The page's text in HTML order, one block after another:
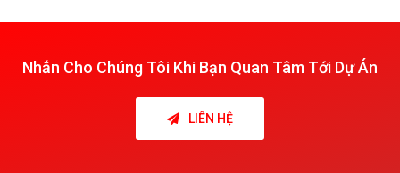
Nhắn Cho Chúng Tôi Khi Bạn Quan Tâm Tới Dự Án
LIÊN HỆ